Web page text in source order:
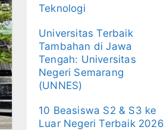
Teknologi
Universitas Terbaik
Tambahan di Jawa
Tengah: Universitas
Negeri Semarang
(UNNES)
10 Beasiswa S2 & S3 ke
Luar Negeri Terbaik 2026